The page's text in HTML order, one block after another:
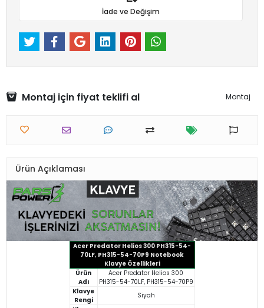
İade ve Değişim
Montaj için fiyat teklifi al Montaj
Ürün Açıklaması
Acer Predator Helios 300 PH315-54-
70LF, PH315-54-70P9 Notebook
Klavye Özellikleri
Ürün
Adı
Acer Predator Helios 300
PH315-54-70LF, PH315-54-70P9
Klavye
Rengi
Siyah